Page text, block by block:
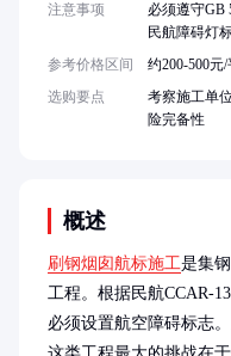
概述
刷钢烟囱航标施工是集
工程。根据民航CCAR-
必须设置航空障碍标志
注意事项
必须遵守GB
民航障碍灯
参考价格区间
约200-500元
选购要点
考察施工单
险完备性